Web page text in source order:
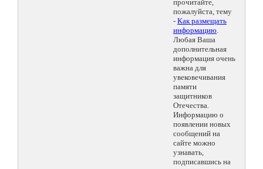
прочитайте,
пожалуйста, тему
- Как размещать
информацию.
Любая Ваша
дополнительная
информация очень
важна для
увековечивания
памяти
защитников
Отечества.
Информацию о
появлении новых
сообщений на
сайте можно
узнавать,
подписавшись на